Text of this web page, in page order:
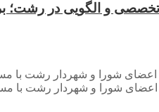
تخصصی و الگویی در
شورا و شهردار رشت با